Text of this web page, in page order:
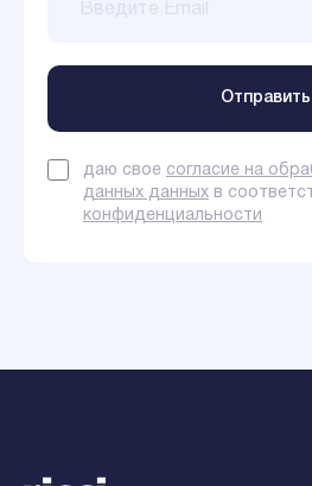
даю свое согласие на
данных данных в
конфиденциальности